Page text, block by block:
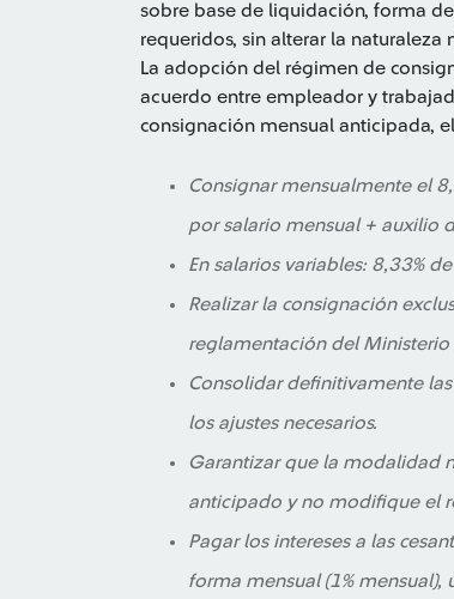
sobre base de liquidación, forma
requeridos, sin alterar la naturaleza
La adopción del régimen de
acuerdo entre empleador y
consignación mensual anticipada,
Consignar mensualmente el
por salario mensual + auxilio
En salarios variables: 8,33%
Realizar la consignación
reglamentación del Ministerio
Consolidar definitivamente
los ajustes necesarios.
Garantizar que la modalidad
anticipado y no modifique el
Pagar los intereses a las
forma mensual (1%